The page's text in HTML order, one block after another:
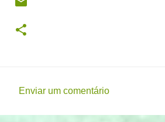
Enviar um comentário